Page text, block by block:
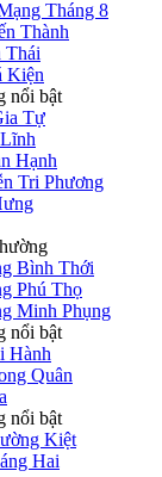
Tháng 8
Thành
Thái
Kiện
nổi bật
Tự
Hạnh
Tri Phương
Bình Thới
Phú Thọ
Minh Phụng
nổi bật
Hành
Quân
nổi bật
Kiệt
Hai